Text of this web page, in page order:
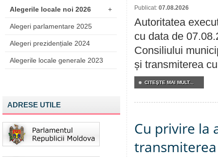
Alegerile locale noi 2026 +
Alegeri parlamentare 2025
Alegeri prezidențiale 2024
Alegerile locale generale 2023
ADRESE UTILE
Publicat: 07.08.2026
Autoritatea
cu data de
Consiliului
și transmiterea
CITEŞTE MAI MULT...
Cu privire la